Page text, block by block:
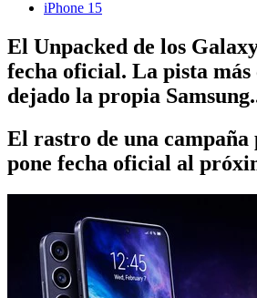
iPhone 15
El Unpacked de los
fecha oficial. La pista más
dejado la propia
El rastro de una campaña
pone fecha oficial al